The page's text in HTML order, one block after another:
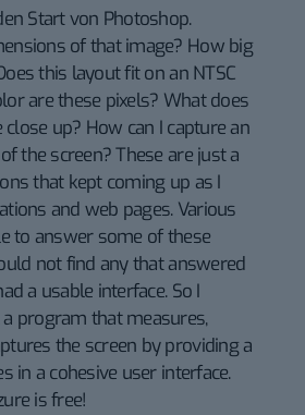
Start von Photoshop.
of that image? How big
this layout fit on an NTSC
are these pixels? What does
up? How can I capture an
the screen? These are just a
that kept coming up as I
and web pages. Various
to answer some of these
not find any that answered
a usable interface. So I
a program that measures,
the screen by providing a
in a cohesive user interface.
is free!